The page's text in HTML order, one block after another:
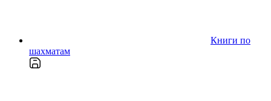
Книги по
шахматам